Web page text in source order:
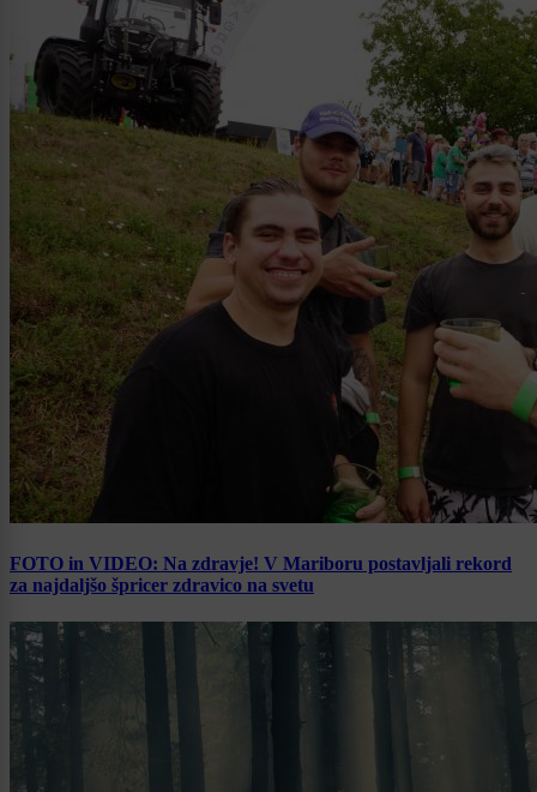
FOTO in VIDEO: Na zdravje! V Mariboru postavljali rekord
za najdaljšo špricer zdravico na svetu